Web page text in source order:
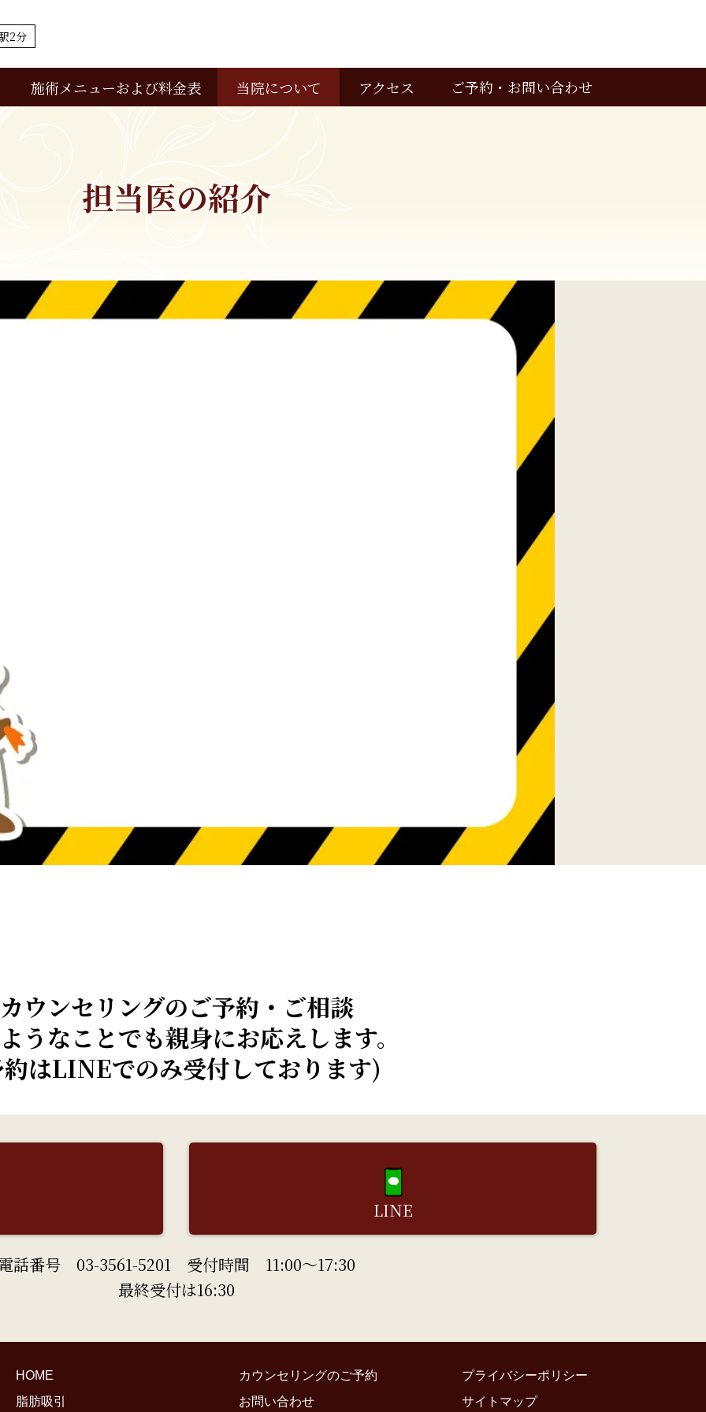
2分
施術メニューおよび料金表
当院について
アクセス
ご予約・お問い合わせ
担当医の紹介
カウンセリングのご予約・ご相談
うなことでも親身にお応えします。
はLINEでのみ受付しております)
LINE
話番号 03-3561-5201 受付時間 11:00～17:30
最終受付は16:30
HOME
脂肪吸引
カウンセリングのご予約
お問い合わせ
プライバシーポリシー
サイトマップ